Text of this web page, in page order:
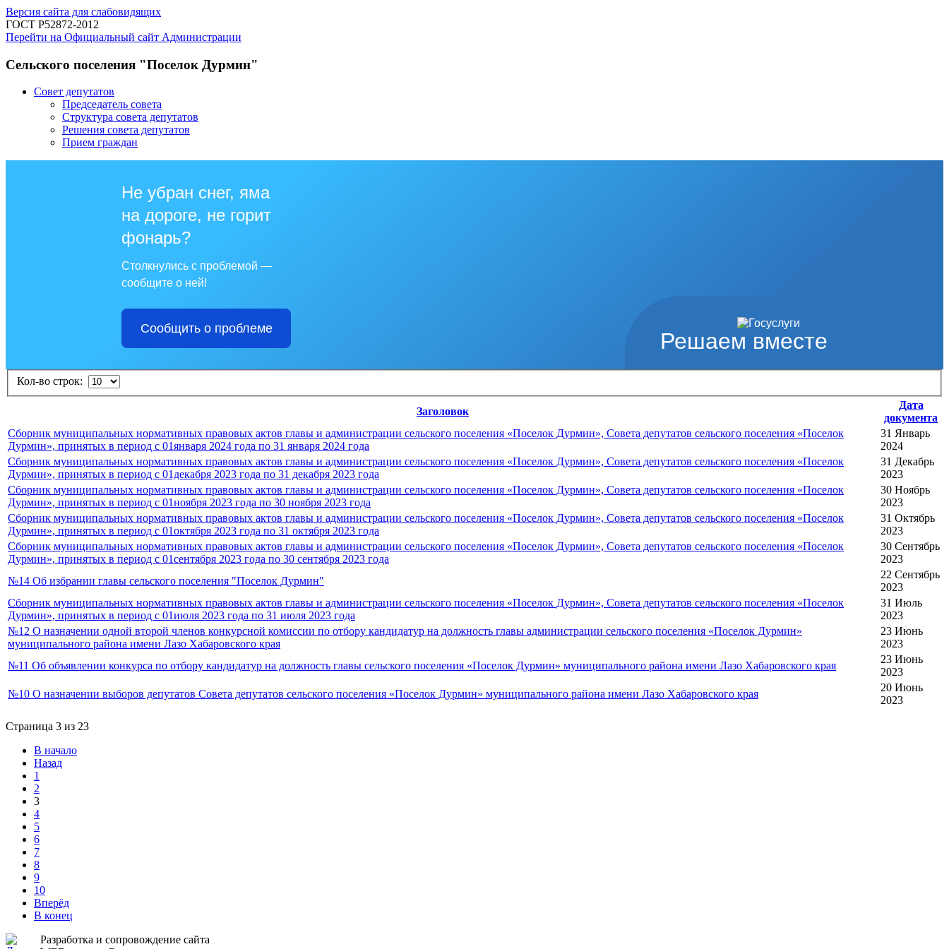
Версия сайта для слабовидящих
ГОСТ Р52872-2012
Перейти на Официальный сайт Администрации
Сельского поселения "Поселок Дурмин"
Совет депутатов
Председатель совета
Структура совета депутатов
Решения совета депутатов
Прием граждан
Решаем вместе
Не убран снег, яма
на дороге, не горит
фонарь?
Столкнулись с проблемой —
сообщите о ней!
Сообщить о проблеме
Кол-во строк:
Заголовок
Дата
документа
Сборник муниципальных нормативных правовых актов главы и администрации сельского поселения «Поселок Дурмин», Совета депутатов сельского поселения «Поселок
Дурмин», принятых в период с 01января 2024 года по 31 января 2024 года
31 Январь
2024
Сборник муниципальных нормативных правовых актов главы и администрации сельского поселения «Поселок Дурмин», Совета депутатов сельского поселения «Поселок
Дурмин», принятых в период с 01декабря 2023 года по 31 декабря 2023 года
31 Декабрь
2023
Сборник муниципальных нормативных правовых актов главы и администрации сельского поселения «Поселок Дурмин», Совета депутатов сельского поселения «Поселок
Дурмин», принятых в период с 01ноября 2023 года по 30 ноября 2023 года
30 Ноябрь
2023
Сборник муниципальных нормативных правовых актов главы и администрации сельского поселения «Поселок Дурмин», Совета депутатов сельского поселения «Поселок
Дурмин», принятых в период с 01октября 2023 года по 31 октября 2023 года
31 Октябрь
2023
Сборник муниципальных нормативных правовых актов главы и администрации сельского поселения «Поселок Дурмин», Совета депутатов сельского поселения «Поселок
Дурмин», принятых в период с 01сентября 2023 года по 30 сентября 2023 года
30 Сентябрь
2023
№14 Об избрании главы сельского поселения "Поселок Дурмин"
22 Сентябрь
2023
Сборник муниципальных нормативных правовых актов главы и администрации сельского поселения «Поселок Дурмин», Совета депутатов сельского поселения «Поселок
Дурмин», принятых в период с 01июля 2023 года по 31 июля 2023 года
31 Июль
2023
№12 О назначении одной второй членов конкурсной комиссии по отбору кандидатур на должность главы администрации сельского поселения «Поселок Дурмин»
муниципального района имени Лазо Хабаровского края
23 Июнь
2023
№11 Об объявлении конкурса по отбору кандидатур на должность главы сельского поселения «Поселок Дурмин» муниципального района имени Лазо Хабаровского края
23 Июнь
2023
№10 О назначении выборов депутатов Совета депутатов сельского поселения «Поселок Дурмин» муниципального района имени Лазо Хабаровского края
20 Июнь
2023
Страница 3 из 23
В начало
Назад
1
2
3
4
5
6
7
8
9
10
Вперёд
В конец
Разработка и сопровождение сайта